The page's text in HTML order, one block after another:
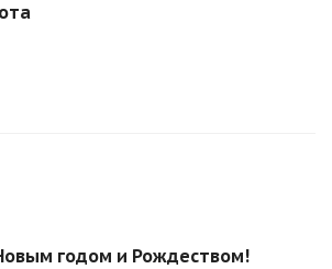
годом и Рождеством!